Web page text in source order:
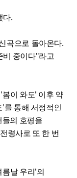
다.
곡으로 돌아온다.
비 중이다"라고
이 와도' 이후 약
를 통해 서정적인
의 호평을
령사로 또 한 번
날 우리'의